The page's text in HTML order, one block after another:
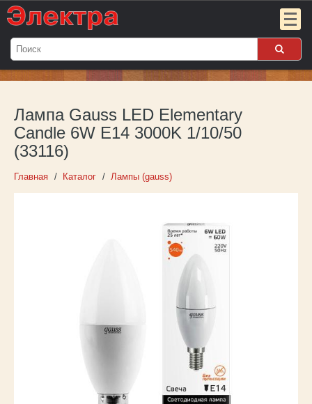
Мой
Пока
пуст
Войти
Лампа Gauss LED Elementary
Candle 6W E14 3000K 1/10/50
(33116)
Главная Каталог Лампы (gauss)